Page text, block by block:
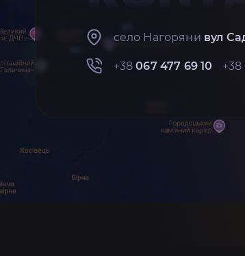
село Нагоряни вул
+38067 477 69 10 +38